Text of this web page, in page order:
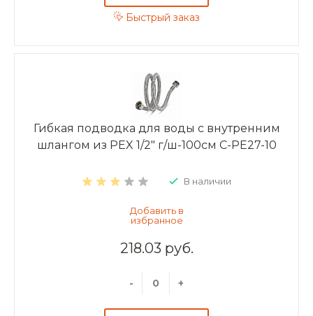
Быстрый заказ
Гибкая подводка для воды с внутренним
шлангом из PEX 1/2" г/ш-100см C-PE27-10
В наличии
218.03 руб.
- +